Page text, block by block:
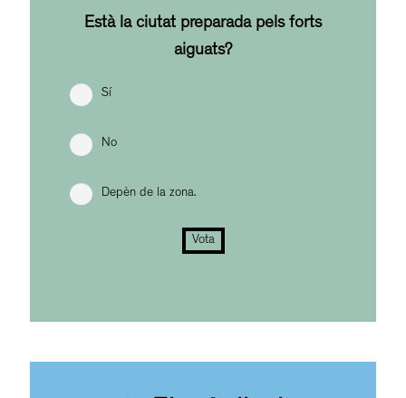
Està la ciutat preparada pels forts
aiguats?
Sí
No
Depèn de la zona.
Vota